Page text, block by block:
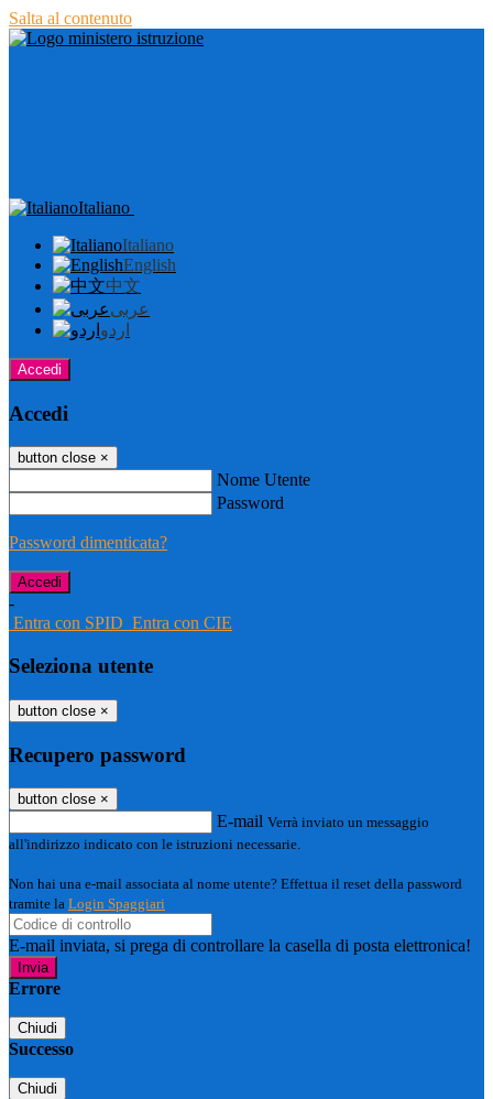
Salta al contenuto
Italiano
Italiano
English
中文
عربى
اردو
Accedi
Accedi
button close ×
Nome Utente
Password
Password dimenticata?
-
Entra con SPID Entra con CIE
Seleziona utente
button close ×
Recupero password
button close ×
E-mail Verrà inviato un messaggio
all'indirizzo indicato con le istruzioni necessarie.
Non hai una e-mail associata al nome utente? Effettua il reset della password
tramite la Login Spaggiari
E-mail inviata, si prega di controllare la casella di posta elettronica!
Errore
Chiudi
Successo
Chiudi